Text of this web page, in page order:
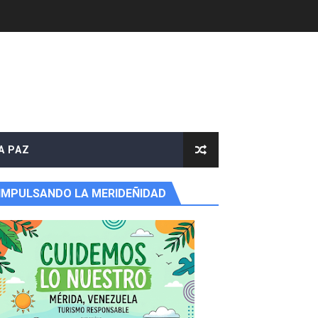
PAZ
IMPULSANDO LA MERIDEÑIDAD